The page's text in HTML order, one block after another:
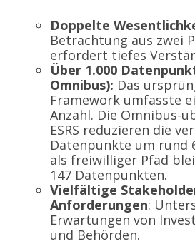
Doppelte
Betrachtung aus zwei
erfordert tiefes
Über 1.000
Omnibus): Das
Framework umfasste
Anzahl. Die Omnibus-
ESRS reduzieren die
Datenpunkte um rund
als freiwilliger Pfad
147 Datenpunkten.
Vielfältige
Anforderungen:
Erwartungen von
und Behörden.